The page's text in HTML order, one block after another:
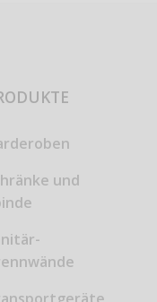
und